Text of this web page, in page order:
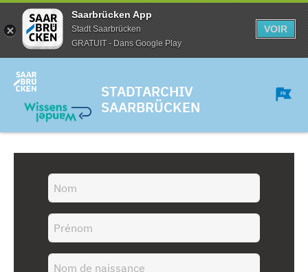
Saarbrücken App
Stadt Saarbrücken
GRATUIT - Dans Google Play
VOIR
STADTARCHIV
SAARBRÜCKEN